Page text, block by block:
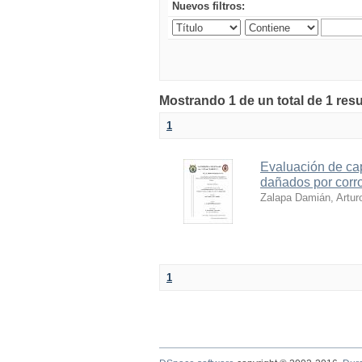
Nuevos filtros:
Mostrando 1 de un total de 1
1
Evaluación de
dañados por
Zalapa Damián,
1